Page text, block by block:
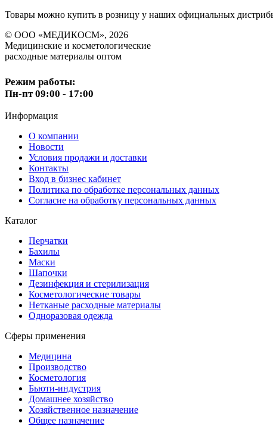
Товары можно купить в розницу у наших официальных
© ООО «МЕДИКОСМ», 2026
Медицинские и косметологические
расходные материалы оптом
Режим работы:
Пн-пт 09:00 - 17:00
Информация
О компании
Новости
Условия продажи и доставки
Контакты
Вход в бизнес кабинет
Политика по обработке персональных данных
Согласие на обработку персональных данных
Каталог
Перчатки
Бахилы
Маски
Шапочки
Дезинфекция и стерилизация
Косметологические товары
Нетканые расходные материалы
Одноразовая одежда
Сферы применения
Медицина
Производство
Косметология
Бьюти-индустрия
Домашнее хозяйство
Хозяйственное назначение
Общее назначение